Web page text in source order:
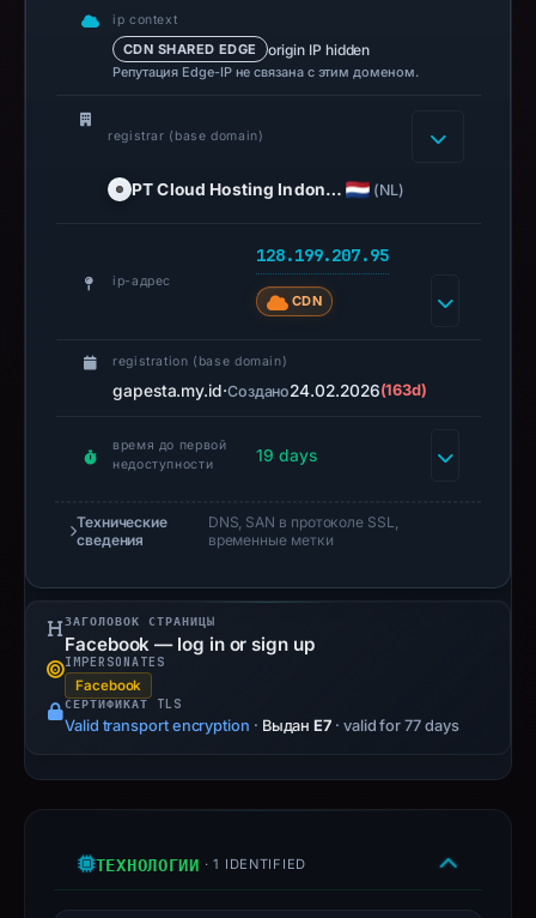
PT
Cloud
Indonesia,
address
registration
2026,
apparent
Facebook.
details
may
have
since
This
summarizes
time-
observations,
ip context
CDN SHARED EDGE origin IP hidden
Репутация Edge-IP не связана с этим доменом.
registrar (base domain)
PT Cloud Hosting Indon… (NL)
ip-адрес
128.199.207.95
CDN
registration (base domain)
gapesta.my.id·Создано24.02.2026(163d)
время до первой
недоступности
19 days
Технические
сведения
DNS, SAN в протоколе SSL,
временные метки
ЗАГОЛОВОК СТРАНИЦЫ
Facebook — log in or sign up
IMPERSONATES
Facebook
СЕРТИФИКАТ TLS
Valid transport encryption · ВыданE7 · valid for 77 days
ТЕХНОЛОГИИ · 1 IDENTIFIED